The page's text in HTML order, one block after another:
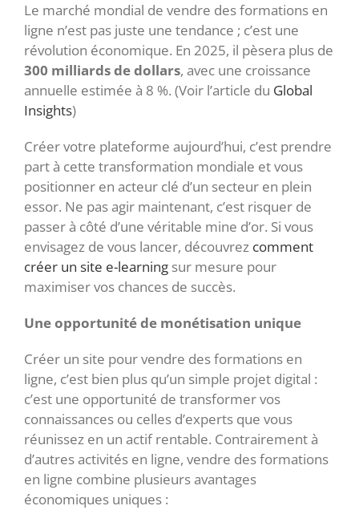
Le marché mondial de vendre des formations en
ligne n’est pas juste une tendance ; c’est une
révolution économique. En 2025, il pèsera plus de
300 milliards de dollars, avec une croissance
annuelle estimée à 8 %. (Voir l’article du Global
Insights)
Créer votre plateforme aujourd’hui, c’est prendre
part à cette transformation mondiale et vous
positionner en acteur clé d’un secteur en plein
essor. Ne pas agir maintenant, c’est risquer de
passer à côté d’une véritable mine d’or. Si vous
envisagez de vous lancer, découvrez comment
créer un site e-learning sur mesure pour
maximiser vos chances de succès.
Une opportunité de monétisation unique
Créer un site pour vendre des formations en
ligne, c’est bien plus qu’un simple projet digital :
c’est une opportunité de transformer vos
connaissances ou celles d’experts que vous
réunissez en un actif rentable. Contrairement à
d’autres activités en ligne, vendre des formations
en ligne combine plusieurs avantages
économiques uniques :